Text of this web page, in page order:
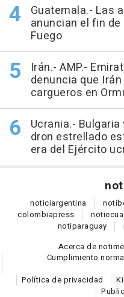
Guatemala.- Las
anuncian el fin
Fuego
Irán.- AMP.-
denuncia que
cargueros en
Ucrania.-
dron estrellado
era del Ejército
noticiargentina noti
colombiapress noti
notiparaguay
Acerca de
Cumplimiento
Política de privacidad